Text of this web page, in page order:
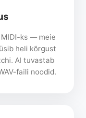
ks — meie
heli kõrgust
AI tuvastab
faili noodid.